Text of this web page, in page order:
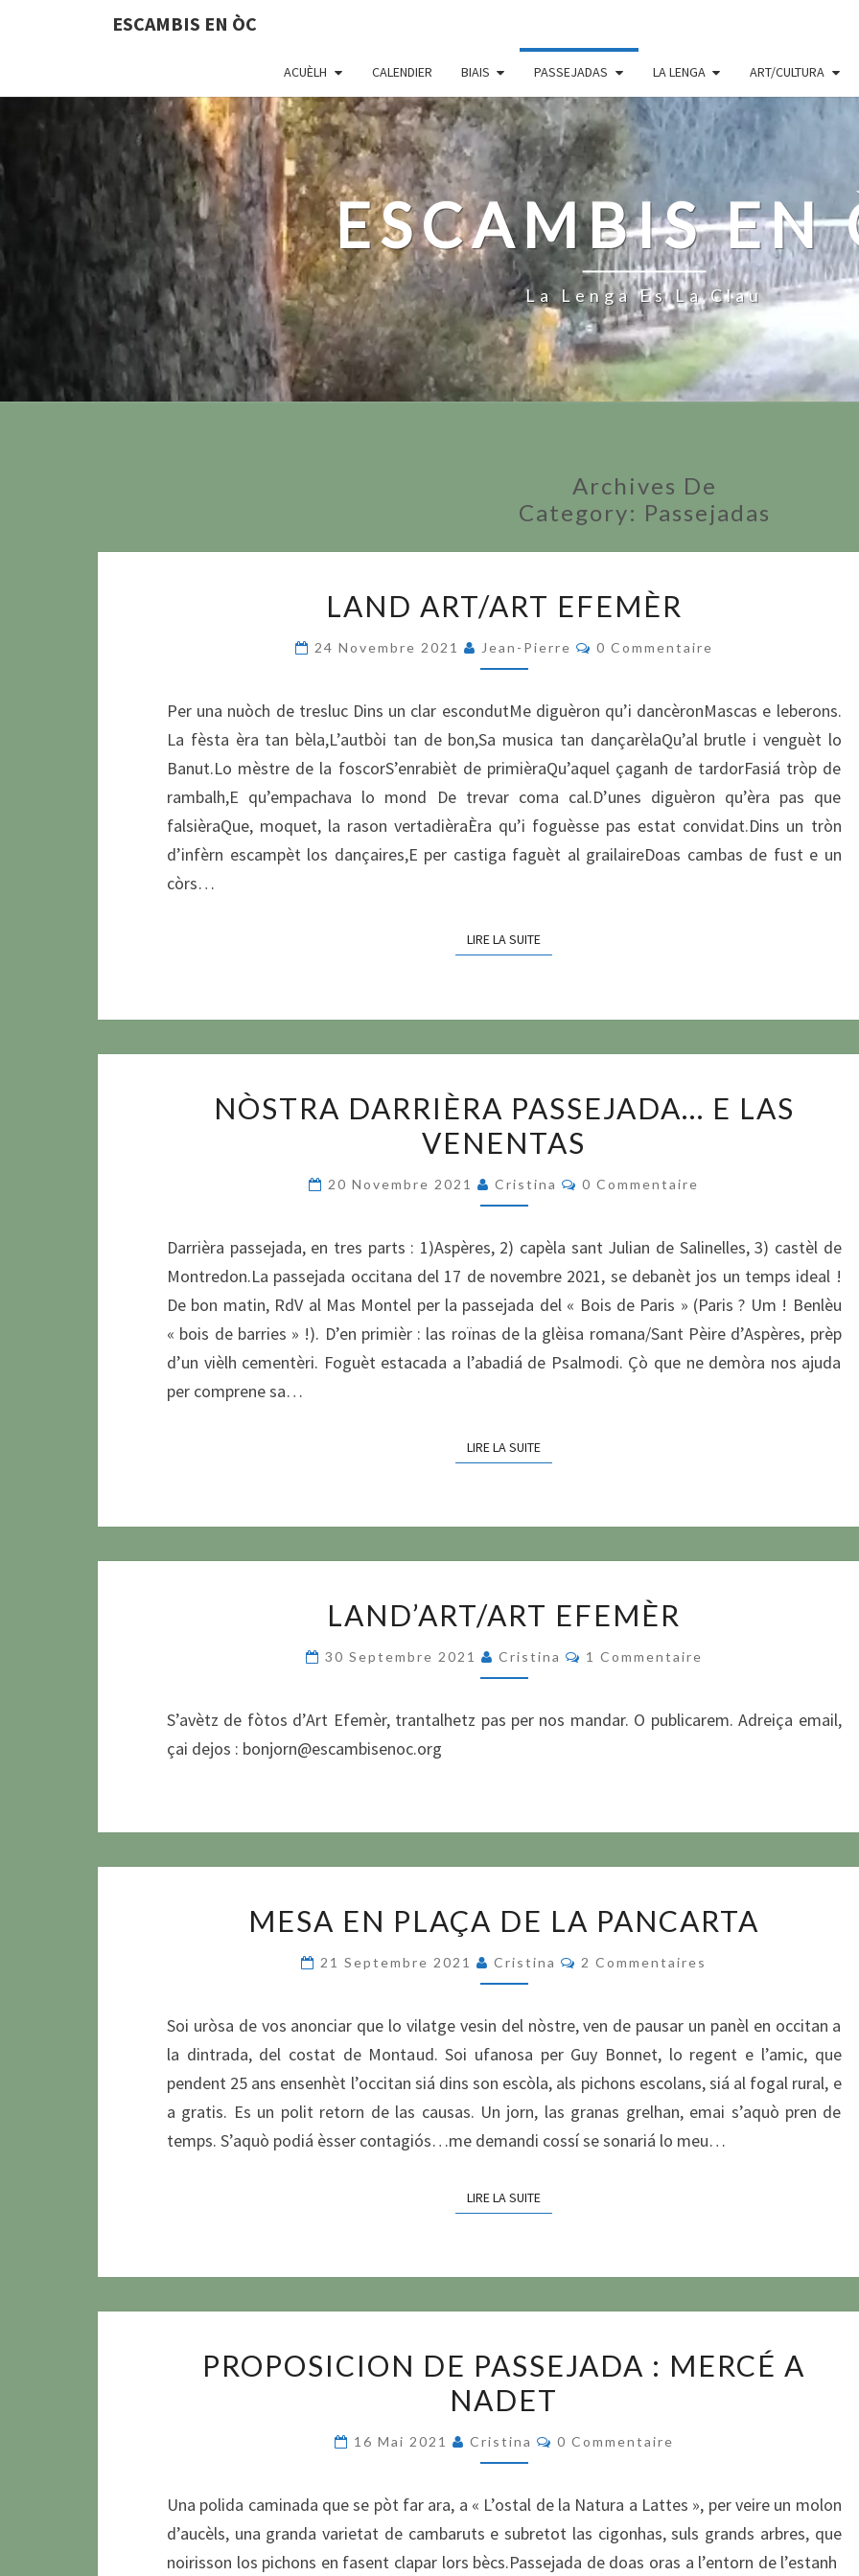
ESCAMBIS EN ÒC
ACUÈLH CALENDIER BIAIS PASSEJADAS LA LENGA ART/CULTURA
ESCAMBIS EN
La Lenga Es La Clau
Archives De
Category: Passejadas
ART/ART
EFEMÈR
LAND ART/ART EFEMÈR
24 Novembre 2021 Jean-Pierre Commentaires
0 Commentaire
Per una nuòch de tresluc Dins un clar escondutMe diguèron qu’i dancèronMascas e leberons.
La fèsta èra tan bèla,L’autbòi tan de bon,Sa musica tan dançarèlaQu’al brutle i venguèt lo
Banut.Lo mèstre de la foscorS’enrabièt de primièraQu’aquel çaganh de tardorFasiá tròp de
rambalh,E qu’empachava lo mond De trevar coma cal.D’unes diguèron qu’èra pas que
falsièraQue, moquet, la rason vertadièraÈra qu’i foguèsse pas estat convidat.Dins un tròn
d’infèrn escampèt los dançaires,E per castiga faguèt al grailaireDoas cambas de fust e un
còrs…
LIRE LA SUITELIRE LA SUITE
DARRIÈRA
PASSEJADA…
LAS
NÒSTRA DARRIÈRA PASSEJADA… E LAS
VENENTAS
20 Novembre 2021 Cristina Commentaires
0 Commentaire
Darrièra passejada, en tres parts : 1)Aspères, 2) capèla sant Julian de Salinelles, 3) castèl de
Montredon.La passejada occitana del 17 de novembre 2021, se debanèt jos un temps ideal !
De bon matin, RdV al Mas Montel per la passejada del « Bois de Paris » (Paris ? Um ! Benlèu
« bois de barries » !). D’en primièr : las roïnas de la glèisa romana/Sant Pèire d’Aspères, prèp
d’un vièlh cementèri. Foguèt estacada a l’abadiá de Psalmodi. Çò que ne demòra nos ajuda
per comprene sa…
LIRE LA SUITELIRE LA SUITE
EFEMÈR
LAND’ART/ART EFEMÈR
30 Septembre 2021 Cristina Commentaires
1 Commentaire
S’avètz de fòtos d’Art Efemèr, trantalhetz pas per nos mandar. O publicarem. Adreiça email,
çai dejos : bonjorn@escambisenoc.org
EN
PLAÇA
DE
PANCARTA
MESA EN PLAÇA DE LA PANCARTA
21 Septembre 2021 Cristina Commentaires
2 Commentaires
Soi uròsa de vos anonciar que lo vilatge vesin del nòstre, ven de pausar un panèl en occitan a
la dintrada, del costat de Montaud. Soi ufanosa per Guy Bonnet, lo regent e l’amic, que
pendent 25 ans ensenhèt l’occitan siá dins son escòla, als pichons escolans, siá al fogal rural, e
a gratis. Es un polit retorn de las causas. Un jorn, las granas grelhan, emai s’aquò pren de
temps. S’aquò podiá èsser contagiós…me demandi cossí se sonariá lo meu…
LIRE LA SUITELIRE LA SUITE
DE
PASSEJADA
MERCÉ
NADET
PROPOSICION DE PASSEJADA : MERCÉ A
NADET
16 Mai 2021 Cristina Commentaires
0 Commentaire
Una polida caminada que se pòt far ara, a « L’ostal de la Natura a Lattes », per veire un molon
d’aucèls, una granda varietat de cambaruts e subretot las cigonhas, suls grands arbres, que
noirisson los pichons en fasent clapar lors bècs.Passejada de doas oras a l’entorn de l’estanh